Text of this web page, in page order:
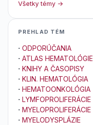
Všetky témy →
PREHLAD TÉM
· ODPORÚČANIA
· ATLAS HEMATOLÓGIE
· KNIHY A ČASOPISY
· KLIN. HEMATOLÓGIA
· HEMATOONKOLÓGIA
· LYMFOPROLIFERÁCIE
· MYELOPROLIFERÁCIE
· MYELODYSPLÁZIE